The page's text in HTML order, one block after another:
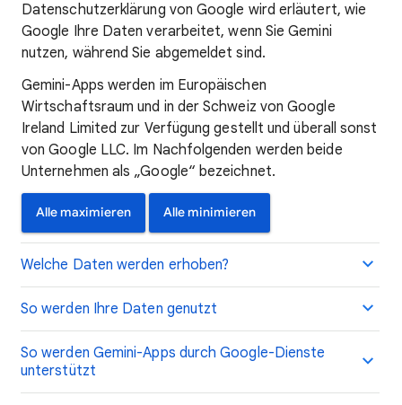
Datenschutzerklärung von Google wird erläutert, wie
Google Ihre Daten verarbeitet, wenn Sie Gemini
nutzen, während Sie abgemeldet sind.
Gemini-Apps werden im Europäischen
Wirtschaftsraum und in der Schweiz von Google
Ireland Limited zur Verfügung gestellt und überall sonst
von Google LLC. Im Nachfolgenden werden beide
Unternehmen als „Google“ bezeichnet.
Alle maximieren Alle minimieren
Welche Daten werden erhoben?
So werden Ihre Daten genutzt
So werden Gemini-Apps durch Google-Dienste
unterstützt